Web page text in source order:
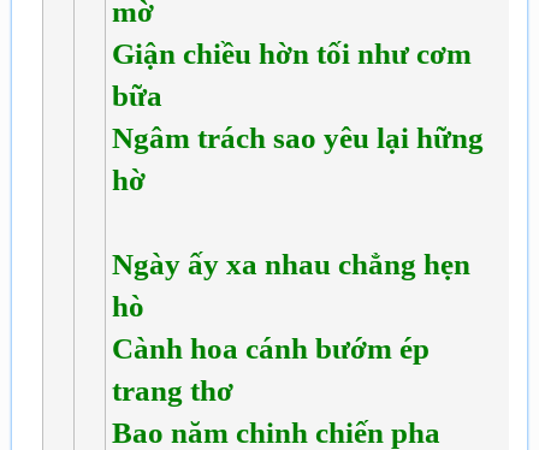
mờ
Giận chiều hờn tối như cơm
bữa
Ngâm trách sao yêu lại hững
hờ
Ngày ấy xa nhau chẳng hẹn
hò
Cành hoa cánh bướm ép
trang thơ
Bao năm chinh chiến pha